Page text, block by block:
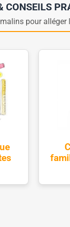
CONSEILS
pour alléger